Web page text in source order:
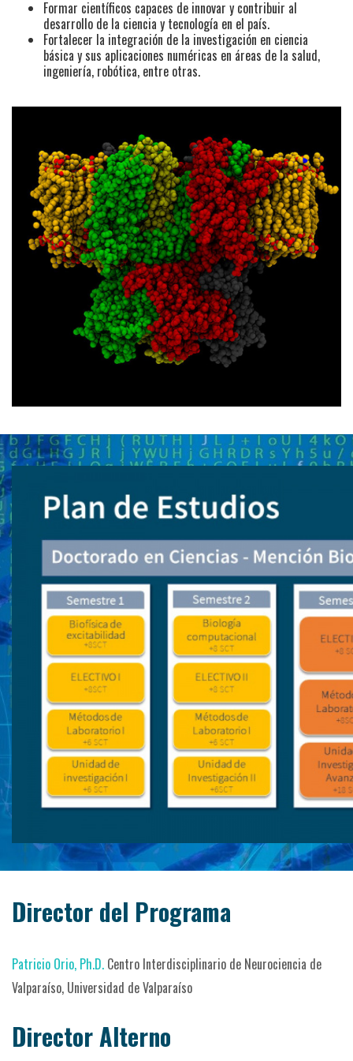
Formar científicos capaces de innovar y contribuir al
desarrollo de la ciencia y tecnología en el país.
Fortalecer la integración de la investigación en ciencia
básica y sus aplicaciones numéricas en áreas de la salud,
ingeniería, robótica, entre otras.
Director del Programa
Patricio Orio, Ph.D. Centro Interdisciplinario de Neurociencia de
Valparaíso, Universidad de Valparaíso
Director Alterno